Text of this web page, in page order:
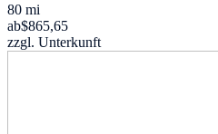
80 mi
ab$865,65
zzgl. Unterkunft